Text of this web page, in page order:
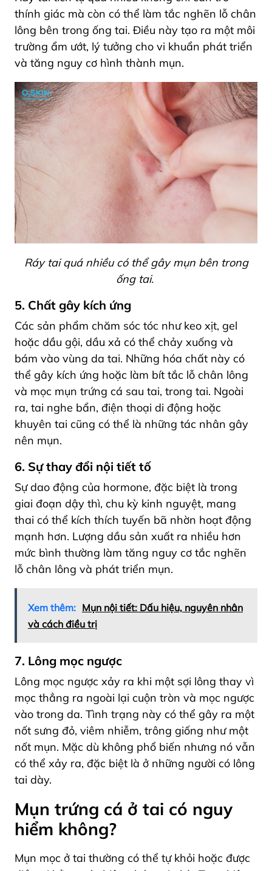
thính giác mà còn có thể làm tắc nghẽn lỗ chân
lông bên trong ống tai. Điều này tạo ra một môi
trường ẩm ướt, lý tưởng cho vi khuẩn phát triển
và tăng nguy cơ hình thành mụn.
Ráy tai quá nhiều có thể gây mụn bên trong
ống tai.
5. Chất gây kích ứng
Các sản phẩm chăm sóc tóc như keo xịt, gel
hoặc dầu gội, dầu xả có thể chảy xuống và
bám vào vùng da tai. Những hóa chất này có
thể gây kích ứng hoặc làm bít tắc lỗ chân lông
và mọc mụn trứng cá sau tai, trong tai. Ngoài
ra, tai nghe bẩn, điện thoại di động hoặc
khuyên tai cũng có thể là những tác nhân gây
nên mụn.
6. Sự thay đổi nội tiết tố
Sự dao động của hormone, đặc biệt là trong
giai đoạn dậy thì, chu kỳ kinh nguyệt, mang
thai có thể kích thích tuyến bã nhờn hoạt động
mạnh hơn. Lượng dầu sản xuất ra nhiều hơn
mức bình thường làm tăng nguy cơ tắc nghẽn
lỗ chân lông và phát triển mụn.
Xem thêm: Mụn nội tiết: Dấu hiệu, nguyên nhân
và cách điều trị
7. Lông mọc ngược
Lông mọc ngược xảy ra khi một sợi lông thay vì
mọc thẳng ra ngoài lại cuộn tròn và mọc ngược
vào trong da. Tình trạng này có thể gây ra một
nốt sưng đỏ, viêm nhiễm, trông giống như một
nốt mụn. Mặc dù không phổ biến nhưng nó vẫn
có thể xảy ra, đặc biệt là ở những người có lông
tai dày.
Mụn trứng cá ở tai có nguy
hiểm không?
Mụn mọc ở tai thường có thể tự khỏi hoặc được